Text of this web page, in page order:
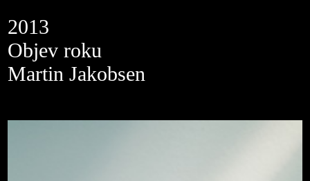
2013
Objev roku
Martin Jakobsen